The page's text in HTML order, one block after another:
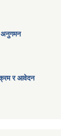
अनुगमन
र आवेदन